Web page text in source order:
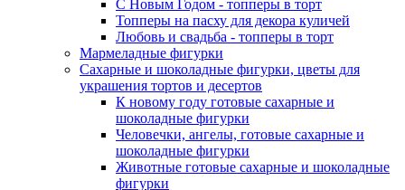
С Новым Годом - топперы в торт
Топперы на пасху для декора куличей
Любовь и свадьба - топперы в торт
Мармеладные фигурки
Сахарные и шоколадные фигурки, цветы для
украшения тортов и десертов
К новому году готовые сахарные и
шоколадные фигурки
Человечки, ангелы, готовые сахарные и
шоколадные фигурки
Животные готовые сахарные и шоколадные
фигурки